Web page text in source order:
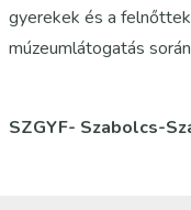
gyerekek és a
múzeumlátogatás
SZGYF- Szabolcs-